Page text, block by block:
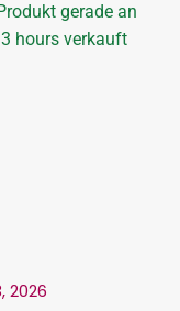
gerade an
hours verkauft
2026